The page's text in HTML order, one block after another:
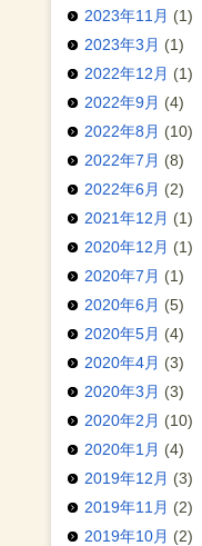
2023年11月 (1)
2023年3月 (1)
2022年12月 (1)
2022年9月 (4)
2022年8月 (10)
2022年7月 (8)
2022年6月 (2)
2021年12月 (1)
2020年12月 (1)
2020年7月 (1)
2020年6月 (5)
2020年5月 (4)
2020年4月 (3)
2020年3月 (3)
2020年2月 (10)
2020年1月 (4)
2019年12月 (3)
2019年11月 (2)
2019年10月 (2)